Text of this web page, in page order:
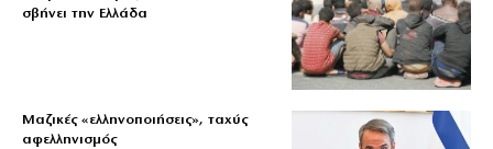
σβήνει την Ελλάδα
Μαζικές «ελληνοποιήσεις», ταχύς
αφελληνισμός